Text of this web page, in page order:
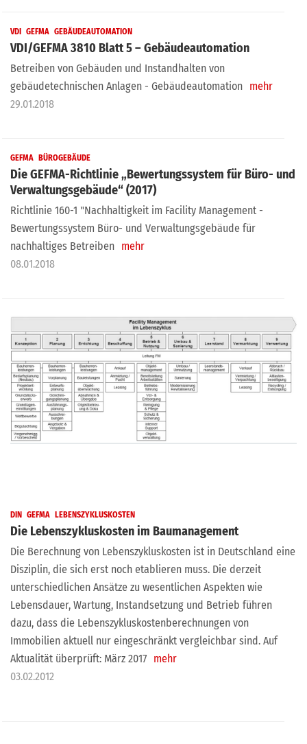
VDI GEFMA GEBÄUDEAUTOMATION
VDI/GEFMA 3810 Blatt 5 – Gebäudeautomation
Betreiben von Gebäuden und Instandhalten von
gebäudetechnischen Anlagen - Gebäudeautomation mehr
29.01.2018
GEFMA BÜROGEBÄUDE
Die GEFMA-Richtlinie „Bewertungssystem für Büro- und
Verwaltungsgebäude“ (2017)
Richtlinie 160-1 "Nachhaltigkeit im Facility Management -
Bewertungssystem Büro- und Verwaltungsgebäude für
nachhaltiges Betreiben mehr
08.01.2018
DIN GEFMA LEBENSZYKLUSKOSTEN
Die Lebenszykluskosten im Baumanagement
Die Berechnung von Lebenszykluskosten ist in Deutschland eine
Disziplin, die sich erst noch etablieren muss. Die derzeit
unterschiedlichen Ansätze zu wesentlichen Aspekten wie
Lebensdauer, Wartung, Instandsetzung und Betrieb führen
dazu, dass die Lebenszykluskostenberechnungen von
Immobilien aktuell nur eingeschränkt vergleichbar sind. Auf
Aktualität überprüft: März 2017 mehr
03.02.2012